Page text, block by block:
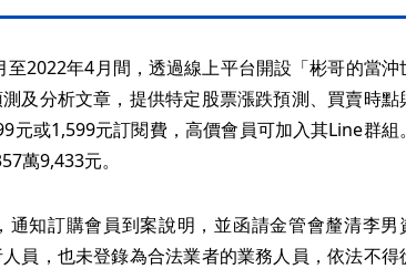
2022年4月間，透過線上平台開設「彬哥的當沖
及分析文章，提供特定股票漲跌預測、買賣時點
或1,599元訂閱費，高價會員可加入其Line群組。
萬9,433元。
知訂購會員到案說明，並函請金管會釐清李男
員，也未登錄為合法業者的業務人員，依法不得